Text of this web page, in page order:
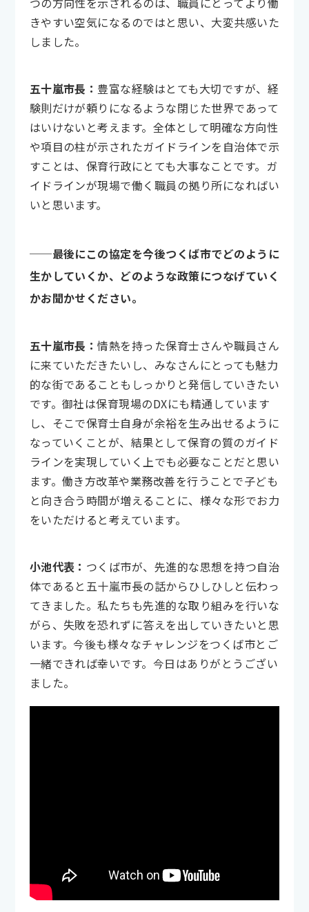
きやすい空気になるのではと思い、大変共感いた
しました。
五十嵐市長： 豊富な経験はとても大切ですが、経
験則だけが頼りになるような閉じた世界であって
はいけないと考えます。全体として明確な方向性
や項目の柱が示されたガイドラインを自治体で示
すことは、保育行政にとても大事なことです。ガ
イドラインが現場で働く職員の拠り所になればい
いと思います。
──最後にこの協定を今後つくば市でどのように
生かしていくか、どのような政策につなげていく
かお聞かせください。
五十嵐市長：情熱を持った保育士さんや職員さん
に来ていただきたいし、みなさんにとっても魅力
的な街であることもしっかりと発信していきたい
です。御社は保育現場のDXにも精通しています
し、そこで保育士自身が余裕を生み出せるように
なっていくことが、結果として保育の質のガイド
ラインを実現していく上でも必要なことだと思い
ます。働き方改革や業務改善を行うことで子ども
と向き合う時間が増えることに、様々な形でお力
をいただけると考えています。
小池代表： つくば市が、先進的な思想を持つ自治
体であると五十嵐市長の話からひしひしと伝わっ
てきました。私たちも先進的な取り組みを行いな
がら、失敗を恐れずに答えを出していきたいと思
います。今後も様々なチャレンジをつくば市とご
一緒できれば幸いです。今日はありがとうござい
ました。